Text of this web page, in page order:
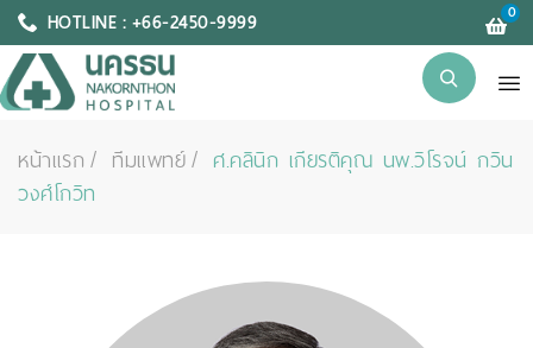
HOTLINE : +66-2450-9999 0
หน้าแรก ทีมแพทย์
ศ.คลินิก เกียรติคุณ นพ.วิโรจน์ กวิน
วงศ์โกวิท